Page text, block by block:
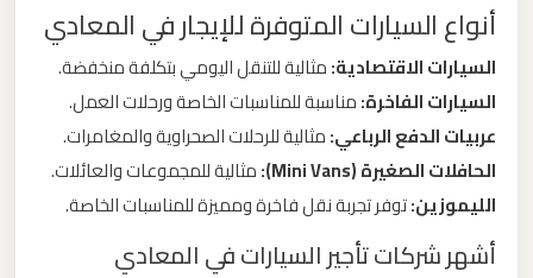
أنواع السيارات المتوفرة للإيجار في المعادي
السيارات الاقتصادية:مثالية للتنقل اليومي بتكلفة منخفضة.
السيارات الفاخرة:مناسبة للمناسبات الخاصة ورحلات العمل.
عربيات الدفع الرباعي:مثالية للرحلات الصحراوية والمغامرات.
الحافلات الصغيرة (Mini Vans):
مثالية للمجموعات والعائلات.
الليموزين:توفر تجربة نقل فاخرة ومميزة للمناسبات الخاصة.
أشهر شركات تأجير السيارات في المعادي
القاهرة
ليموزين
مطار
العرب